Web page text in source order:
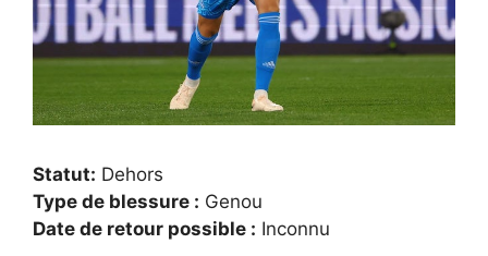
Statut: Dehors
Type de blessure : Genou
Date de retour possible : Inconnu